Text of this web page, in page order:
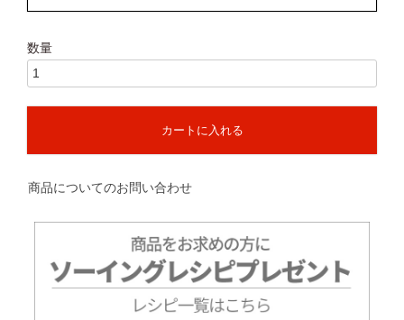
カートに入れる
商品についてのお問い合わせ